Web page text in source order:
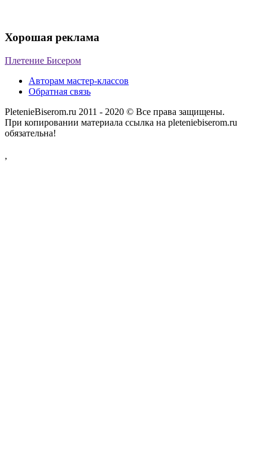
Хорошая реклама
Плетение Бисером
Авторам мастер-классов
Обратная связь
PletenieBiserom.ru 2011 - 2020 © Все права защищены.
При копировании материала ссылка на pleteniebiserom.ru
обязательна!
,